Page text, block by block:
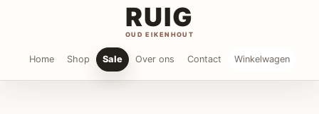
RUIG
OUD EIKENHOUT
Home Shop Sale Over ons Contact Winkelwagen